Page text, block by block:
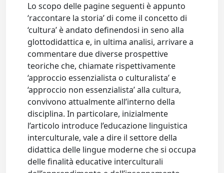
Lo scopo delle pagine seguenti è appunto
‘raccontare la storia’ di come il concetto di
‘cultura’ è andato definendosi in seno alla
glottodidattica e, in ultima analisi, arrivare a
commentare due diverse prospettive
teoriche che, chiamate rispettivamente
‘approccio essenzialista o culturalista’ e
‘approccio non essenzialista’ alla cultura,
convivono attualmente all’interno della
disciplina. In particolare, inizialmente
l’articolo introduce l’educazione linguistica
interculturale, vale a dire il settore della
didattica delle lingue moderne che si occupa
delle finalità educative interculturali